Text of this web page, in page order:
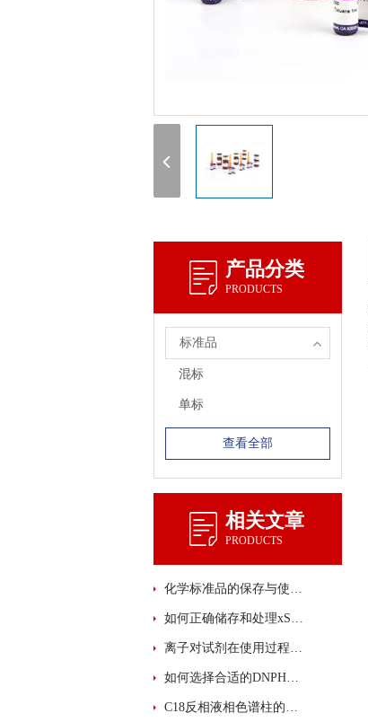
产品分类
PRODUCTS
标准品
混标
单标
查看全部
相关文章
PRODUCTS
化学标准品的保存与使用注意事项
如何正确储存和处理xStandard 化学标准品？
离子对试剂在使用过程中的注意事项有哪些？
如何选择合适的DNPH管进行样品采集与分析？
C18反相液相色谱柱的维护与使用技巧说明